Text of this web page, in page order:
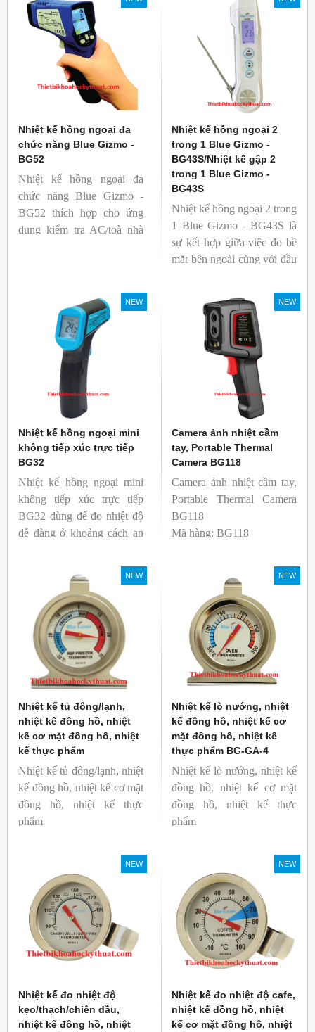
Nhiệt kế hồng ngoại đa
chức năng Blue Gizmo -
BG52
Nhiệt kế hồng ngoại đa
chức năng Blue Gizmo -
BG52 thích hợp cho ứng
dụng kiểm tra AC/toà nhà
Nhiệt kế hồng ngoại 2
trong 1 Blue Gizmo -
BG43S/Nhiệt kế gập 2
trong 1 Blue Gizmo -
BG43S
Nhiệt kế hồng ngoại 2 trong
1 Blue Gizmo - BG43S là
sự kết hợp giữa việc đo bề
mặt bên ngoài cùng với đầu
Nhiệt kế thích hợp cho
ngành công nghiệp thực
NEW
Nhiệt kế hồng ngoại mini
không tiếp xúc trực tiếp
BG32
Nhiệt kế hồng ngoại mini
không tiếp xúc trực tiếp
BG32 dùng để đo nhiệt độ
dễ dàng ở khoảng cách an
độ phát xạ nhanh và cố
định giúp người mới bắt
đầu sử dụng dễ dàng.
NEW
Camera ảnh nhiệt cầm
tay, Portable Thermal
Camera BG118
Camera ảnh nhiệt cầm tay,
Portable Thermal Camera
BG118
Mã hàng: BG118
NEW
Nhiệt kế tủ đông/lạnh,
nhiệt kế đồng hồ, nhiệt
kế cơ mặt đồng hồ, nhiệt
kế thực phẩm
Nhiệt kế tủ đông/lạnh, nhiệt
kế đồng hồ, nhiệt kế cơ mặt
đồng hồ, nhiệt kế thực
phẩm
Thương hiệu: Blue Gizmo
NEW
Nhiệt kế lò nướng, nhiệt
kế đồng hồ, nhiệt kế cơ
mặt đồng hồ, nhiệt kế
thực phẩm BG-GA-4
Nhiệt kế lò nướng, nhiệt kế
đồng hồ, nhiệt kế cơ mặt
đồng hồ, nhiệt kế thực
phẩm
Thương hiệu: Blue Gizmo
NEW
Nhiệt kế đo nhiệt độ
kẹo/thạch/chiên dầu,
nhiệt kế đồng hồ, nhiệt
NEW
Nhiệt kế đo nhiệt độ cafe,
nhiệt kế đồng hồ, nhiệt
kế cơ mặt đồng hồ, nhiệt